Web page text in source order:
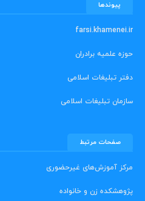
پیوندها
farsi.khamenei.ir
حوزه علمیه برادران
دفتر تبلیغات اسلامی
سازمان تبلیغات اسلامی
صفحات مرتبط
مرکز آموزش‌های غیرحضوری
پژوهشکده زن و خانواده